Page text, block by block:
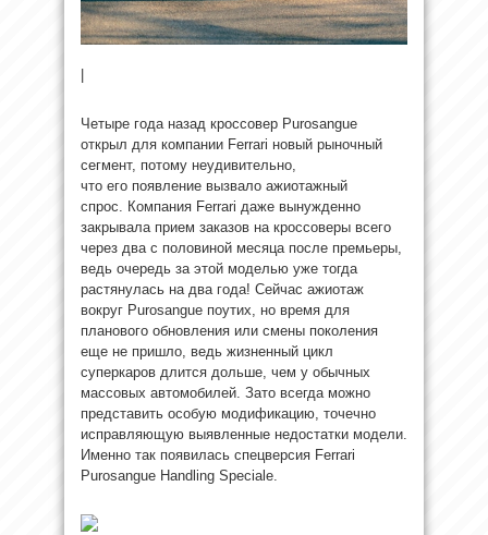
|
Четыре года назад кроссовер Purosangue
открыл для компании Ferrari новый рыночный
сегмент, потому неудивительно,
что его появление вызвало ажиотажный
спрос. Компания Ferrari даже вынужденно
закрывала прием заказов на кроссоверы всего
через два с половиной месяца после премьеры,
ведь очередь за этой моделью уже тогда
растянулась на два года! Сейчас ажиотаж
вокруг Purosangue поутих, но время для
планового обновления или смены поколения
еще не пришло, ведь жизненный цикл
суперкаров длится дольше, чем у обычных
массовых автомобилей. Зато всегда можно
представить особую модификацию, точечно
исправляющую выявленные недостатки модели.
Именно так появилась спецверсия Ferrari
Purosangue Handling Speciale.